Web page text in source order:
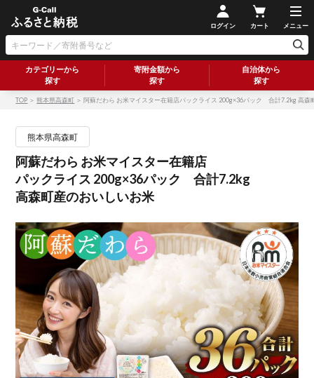
ログイン カート メニュー
カテゴリーから
探す
寄附金額から
探す
自治体から
探す
TOP ＞熊本県高森町 ＞ 阿蘇だわら お米マイスター在籍店パックライス 200g×36パック 合計7.2kg 高森
熊本県高森町
阿蘇だわら お米マイスター在籍店
パックライス 200g×36パック 合計7.2kg
高森町産のおいしいお米